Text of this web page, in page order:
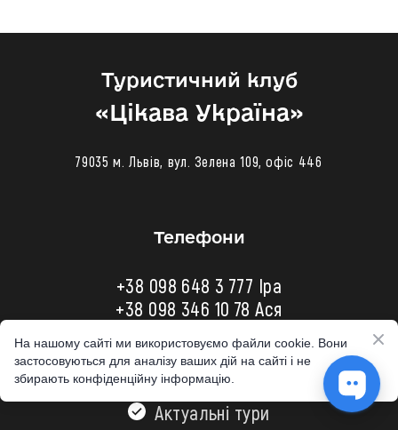
Туристичний клуб
«‎Цікава Україна»
79035 м. Львів, вул. Зелена 109, офіс 446
Телефони
+38 098 648 3 777 Іра
+38 098 346 10 78 Ася
Актуальні тури
На нашому сайті ми використовуємо файли cookie. Вони
застосовуються для аналізу ваших дій на сайті і не
збирають конфіденційну інформацію.